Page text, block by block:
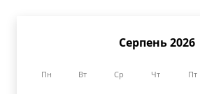
Серпень 2026
Пн Вт Ср Чт Пт